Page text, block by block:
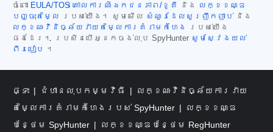
ចំពោះ EULA/TOS គោលការណ៍ឯកជនភាព/ខូគី និង
លក្ខខណ្ឌ
បញ្ចុះតម្លៃ
របស់យើង។ សូមមើល សំណួរដែលសួរញឹកញាប់ និង
លក្ខណៈវិនិច្ឆ័យវាយតម្លៃការគំរាមកំហែង
របស់យើង
ផងដែរ។ ប្រសិនបើអ្នកចង់លុប SpyHunter សូមស្វែងយល់
ពីរបៀប ។
ផ្ទះ ជំហានលុបកម្មវិធី
លក្ខណៈវិនិច្ឆ័យការវាយ
តម្លៃការគំរាមកំហែងរបស់ SpyHunter
លក្ខខណ្ឌ
បន្ថែម SpyHunter
លក្ខខណ្ឌបន្ថែម RegHunter